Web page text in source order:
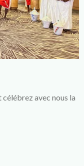
avec nous la